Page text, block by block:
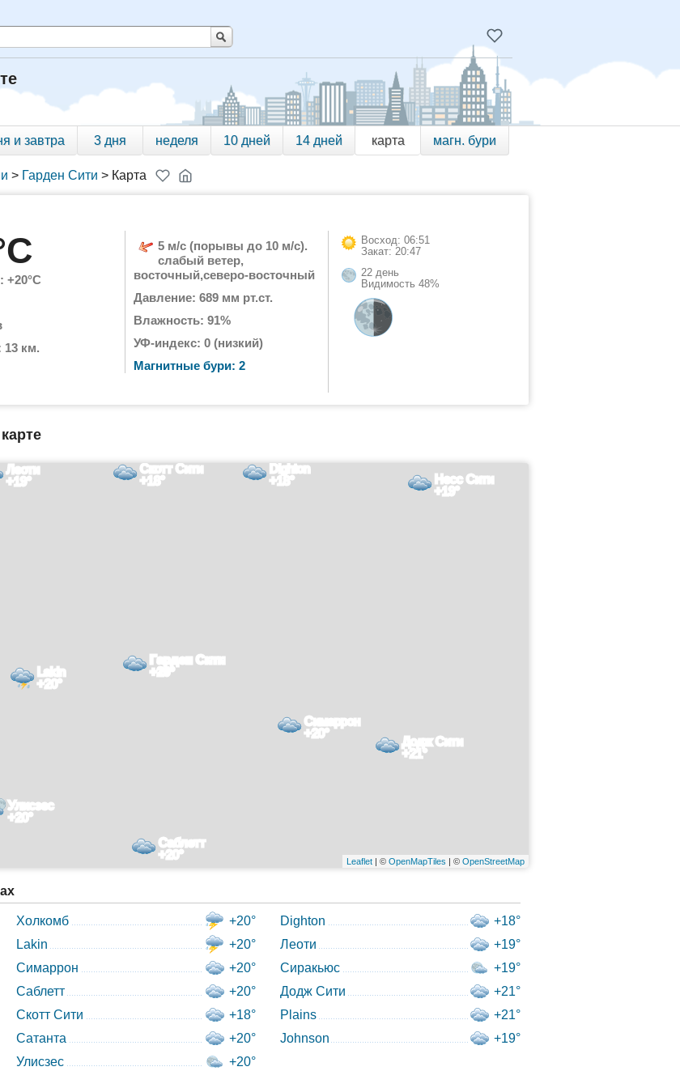
и завтра 3 дня неделя 10 дней 14 дней карта магн. бури
> Гарден Сити > Карта
13 км.
5 м/с (порывы до 10 м/с).
слабый ветер,
восточный,северо-восточный
Давление: 689 мм рт.ст.
Влажность: 91%
УФ-индекс: 0 (низкий)
Магнитные бури: 2
Восход: 06:51
Закат: 20:47
22 день
Видимость 48%
Гарден Сити
+20°
Додж Сити
+21°
Улисзес
+20°
Скотт Сити
+18°
Lakin
+20°
Симаррон
+20°
Саблетт
+20°
Леоти
+19°
Несс Сити
+19°
Dighton
+18°
Leaflet | © OpenMapTiles | © OpenStreetMap
Холкомб
+20°
Lakin
+20°
Симаррон
+20°
Саблетт
+20°
Скотт Сити
+18°
Сатанта
+20°
Улисзес
+20°
Dighton
+18°
Леоти
+19°
Сиракьюс
+19°
Додж Сити
+21°
Plains
+21°
Johnson
+19°